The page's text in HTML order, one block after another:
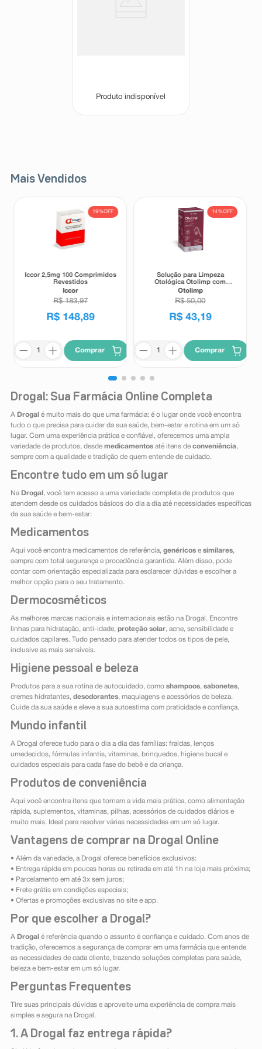
Dacxi 10mg 30 Comprimidos
Produto indisponível
Mais Vendidos
19%OFF
Iccor 2,5mg 100 Comprimidos
Revestidos
Iccor
R$ 183,97
R$ 148,89
Comprar
14%OFF
Solução para Limpeza
Otológica Otolimp com
Gotejador 2ml
Otolimp
R$ 50,00
R$ 43,19
Comprar
Drogal: Sua Farmácia Online Completa
A Drogal é muito mais do que uma farmácia: é o lugar onde você encontra
tudo o que precisa para cuidar da sua saúde, bem-estar e rotina em um só
lugar. Com uma experiência prática e confiável, oferecemos uma ampla
variedade de produtos, desde medicamentosaté itens de conveniência,
sempre com a qualidade e tradição de quem entende de cuidado.
Encontre tudo em um só lugar
Na Drogal , você tem acesso a uma variedade completa de produtos que
atendem desde os cuidados básicos do dia a dia até necessidades específicas
da sua saúde e bem-estar:
Medicamentos
Aqui você encontra medicamentos de referência, genéricose similares,
sempre com total segurança e procedência garantida. Além disso, pode
contar com orientação especializada para esclarecer dúvidas e escolher a
melhor opção para o seu tratamento.
Dermocosméticos
As melhores marcas nacionais e internacionais estão na Drogal. Encontre
linhas para hidratação, anti-idade, proteção solar, acne, sensibilidade e
cuidados capilares. Tudo pensado para atender todos os tipos de pele,
inclusive as mais sensíveis.
Higiene pessoal e beleza
Produtos para a sua rotina de autocuidado, como shampoos, sabonetes,
cremes hidratantes, desodorantes, maquiagens e acessórios de beleza.
Cuide da sua saúde e eleve a sua autoestima com praticidade e confiança.
Mundo infantil
A Drogal oferece tudo para o dia a dia das famílias: fraldas, lenços
umedecidos, fórmulas infantis, vitaminas, brinquedos, higiene bucal e
cuidados especiais para cada fase do bebê e da criança.
Produtos de conveniência
Aqui você encontra itens que tornam a vida mais prática, como alimentação
rápida, suplementos, vitaminas, pilhas, acessórios de cuidados diários e
muito mais. Ideal para resolver várias necessidades em um só lugar.
Vantagens de comprar na Drogal Online
• Além da variedade, a Drogal oferece benefícios exclusivos:
• Entrega rápida em poucas horas ou retirada em até 1h na loja mais próxima;
• Parcelamento em até 3x sem juros;
• Frete grátis em condições especiais;
• Ofertas e promoções exclusivas no site e app.
Por que escolher a Drogal?
A Drogal é referência quando o assunto é confiança e cuidado. Com anos de
tradição, oferecemos a segurança de comprar em uma farmácia que entende
as necessidades de cada cliente, trazendo soluções completas para saúde,
beleza e bem-estar em um só lugar.
Perguntas Frequentes
Tire suas principais dúvidas e aproveite uma experiência de compra mais
simples e segura na Drogal.
1. A Drogal faz entrega rápida?